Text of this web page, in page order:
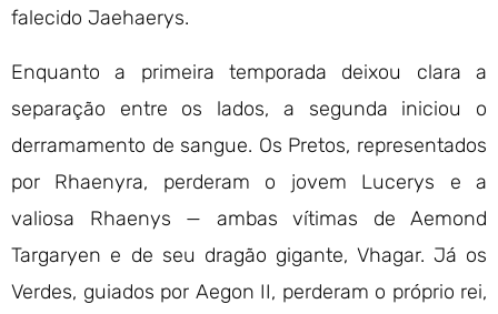
falecido Jaehaerys.
Enquanto a primeira temporada deixou clara a
separação entre os lados, a segunda iniciou o
derramamento de sangue. Os Pretos, representados
por Rhaenyra, perderam o jovem Lucerys e a
valiosa Rhaenys — ambas vítimas de Aemond
Targaryen e de seu dragão gigante, Vhagar. Já os
Verdes, guiados por Aegon II, perderam o próprio rei,